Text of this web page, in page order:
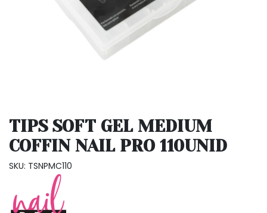
TIPS SOFT GEL MEDIUM
COFFIN NAIL PRO 110UNID
SKU: TSNPMC110